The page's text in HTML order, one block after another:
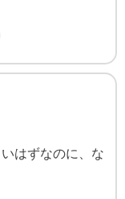
はずなのに、な